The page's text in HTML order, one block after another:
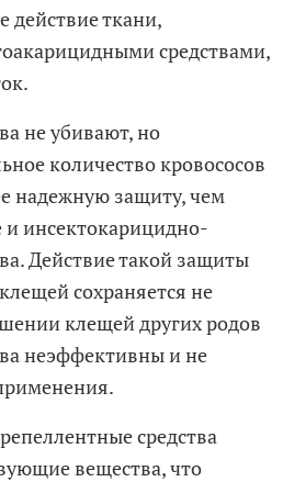
действие ткани,
средствами,
не убивают, но
количество кровососов
надежную защиту, чем
инсектокарицидно-
Действие такой защиты
сохраняется не
клещей других родов
неэффективны и не
средства
вещества, что